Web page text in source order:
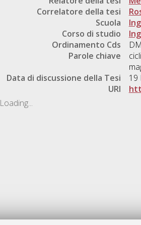
Correlatore della tesi
Scuola
Corso di studio
Ordinamento Cds
Parole chiave
Data di discussione della Tesi
19
URI
Loading...